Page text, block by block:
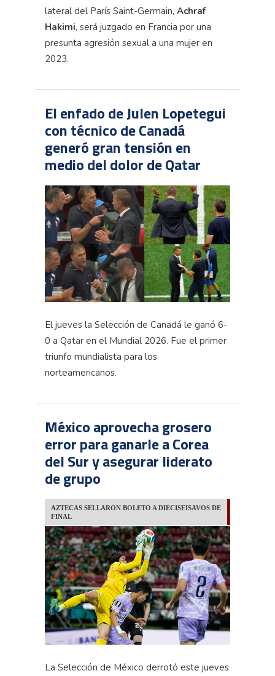
lateral del París Saint-Germain, Achraf
Hakimi, será juzgado en Francia por una
presunta agresión sexual a una mujer en
2023.
El enfado de Julen Lopetegui
con técnico de Canadá
generó gran tensión en
medio del dolor de Qatar
El jueves la Selección de Canadá le ganó 6-
0 a Qatar en el Mundial 2026. Fue el primer
triunfo mundialista para los
norteamericanos.
México aprovecha grosero
error para ganarle a Corea
del Sur y asegurar liderato
de grupo
AZTECAS SELLARON BOLETO A DIECISEISAVOS DE
FINAL
La Selección de México derrotó este jueves